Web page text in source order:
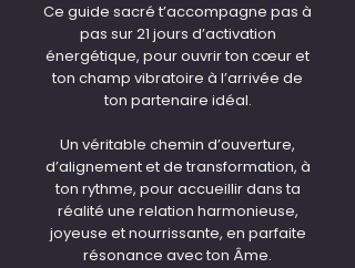
Ce guide sacré t’accompagne pas à
pas sur 21 jours d’activation
énergétique, pour ouvrir ton cœur et
ton champ vibratoire à l’arrivée de
ton partenaire idéal.
Un véritable chemin d’ouverture,
d’alignement et de transformation, à
ton rythme, pour accueillir dans ta
réalité une relation harmonieuse,
joyeuse et nourrissante, en parfaite
résonance avec ton Âme.